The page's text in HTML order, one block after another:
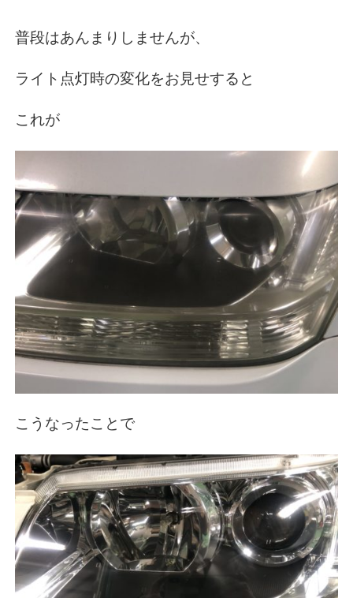
普段はあんまりしませんが、
ライト点灯時の変化をお見せすると
これが
こうなったことで